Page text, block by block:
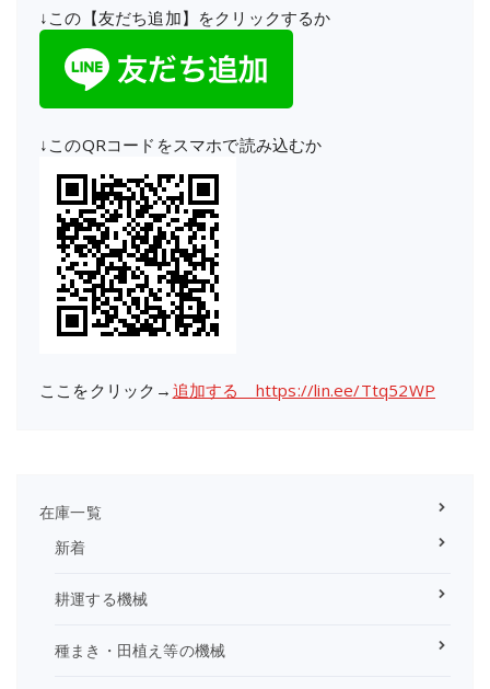
↓この【友だち追加】をクリックするか
↓このQRコードをスマホで読み込むか
ここをクリック→ 追加する https://lin.ee/Ttq52WP
在庫一覧
新着
耕運する機械
種まき・田植え等の機械